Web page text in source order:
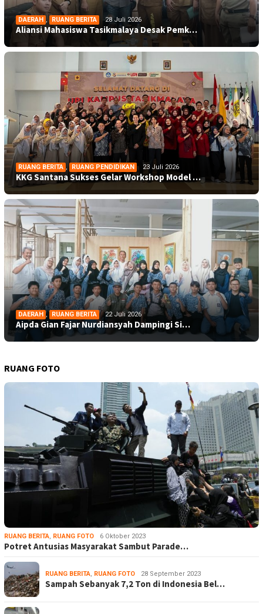
DAERAH , RUANG BERITA 28 Juli 2026
Aliansi Mahasiswa Tasikmalaya Desak Pemk…
RUANG BERITA , RUANG PENDIDIKAN 23 Juli 2026
KKG Santana Sukses Gelar Workshop Model …
DAERAH , RUANG BERITA 22 Juli 2026
Aipda Gian Fajar Nurdiansyah Dampingi Si…
RUANG FOTO
RUANG BERITA RUANG FOTO 6 Oktober 2023
Potret Antusias Masyarakat Sambut Parade…
RUANG BERITA RUANG FOTO 28 September 2023
Sampah Sebanyak 7,2 Ton di Indonesia Bel…